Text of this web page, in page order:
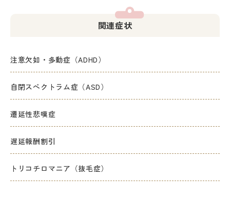
関連症状
注意欠如・多動症（ADHD）
自閉スペクトラム症（ASD）
遷延性悲嘆症
遅延報酬割引
トリコチロマニア（抜毛症）